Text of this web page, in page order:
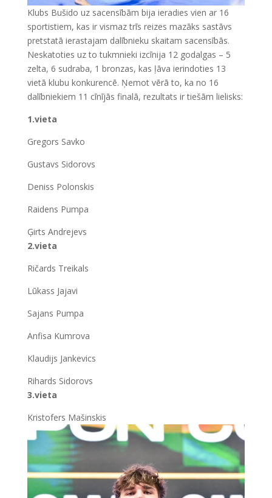
Klubs Bušido uz sacensībām bija ieradies vien ar 16
sportistiem, kas ir vismaz trīs reizes mazāks sastāvs
pretstatā ierastajam dalībnieku skaitam sacensībās.
Neskatoties uz to tukmnieki izcīnija 12 godalgas – 5
zelta, 6 sudraba, 1 bronzas, kas ļāva ierindoties 13
vietā klubu konkurencē. Ņemot vērā to, ka no 16
dalībniekiem 11 cīnījās finalā, rezultats ir tiešām lielisks:
1.vieta
Gregors Savko
Gustavs Sidorovs
Deniss Polonskis
Raidens Pumpa
Ģirts Andrejevs
2.vieta
Ričards Treikals
Lūkass Jajavi
Sajans Pumpa
Anfisa Kumrova
Klaudijs Jankevics
Rihards Sidorovs
3.vieta
Kristofers Mašinskis